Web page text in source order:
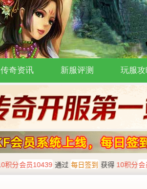
传奇资讯 新服评测 玩服